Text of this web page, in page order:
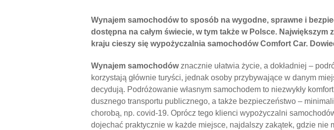
Wynajem samochodów to sposób na wygodne, sprawne i
dostępna na całym świecie, w tym także w Polsce.
kraju cieszy się wypożyczalnia samochodów Comfort Car.
Wynajem samochodów znacznie ułatwia życie, a dokładniej –
korzystają głównie turyści, jednak osoby przybywające w danym
decydują. Podróżowanie własnym samochodem to niezwykły
dusznego transportu publicznego, a także bezpieczeństwo –
chorobą, np. covid-19. Oprócz tego klienci wypożyczalni
dojechać praktycznie w każde miejsce, najdalszy zakątek, gdzie nie